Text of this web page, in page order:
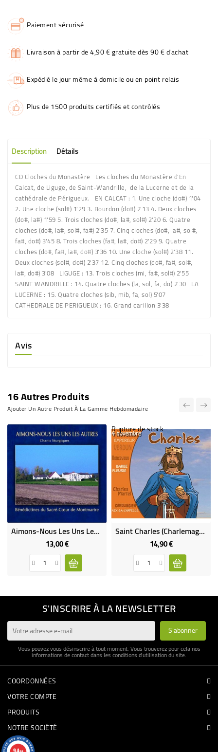
Paiement sécurisé
Livraison à partir de 4,90 € gratuite dès 90 € d'achat
Expédié le jour même à domicile ou en point relais
Plus de 1500 produits certifiés et contrôlés
Description Détails
CD Cloches du Monastère Les cloches du Monastère d'En
Calcat, de Liguge, de Saint-Wandrille, de la Lucerne et de la
cathédrale de Périgueux. EN CALCAT : 1. Une cloche (do#) 1'04
2. Une cloche (sol#) 1'29 3. Bourdon (do#) 2'13 4. Deux cloches
(do#, la#) 1'59 5. Trois cloches (do#, la#, sol#) 2'20 6. Quatre
cloches (do#, la#, sol#, fa#) 2'35 7. Cinq cloches (do#, la#, sol#,
fa#, do#) 3'45 8. Trois cloches (fa#, la#, do#) 2'29 9. Quatre
cloches (do#, fa#, la#, do#) 3'36 10. Une cloche (sol#) 2'38 11.
Deux cloches (sol#, do#) 2'37 12. Cinq cloches (do#, fa#, sol#,
la#, do#) 3'08 LIGUGE : 13. Trois cloches (mi, fa#, sol#) 2'55
SAINT WANDRILLE : 14. Quatre cloches (la, sol, fa, do) 2'30 LA
LUCERNE : 15. Quatre cloches (sib, mib, fa, sol) 5'07
CATHEDRALE DE PERIGUEUX : 16. Grand carillon 3'38
Avis
16 Autres Produits
Ajouter Un Autre Produit À La Gamme Hebdomadaire
Aimons-Nous Les Uns Les Autres - Sacré Coeur De Montmartre
13,00 €Prix
Rupture de stock
Saint Charles (Charlemagne)
14,90 €Prix
S'INSCRIRE À LA NEWSLETTER
Vous pouvez vous désinscrire à tout moment. Vous trouverez pour cela nos
informations de contact dans les conditions d'utilisation du site.
COORDONNÉES
VOTRE COMPTE
PRODUITS
NOTRE SOCIÉTÉ
9.4